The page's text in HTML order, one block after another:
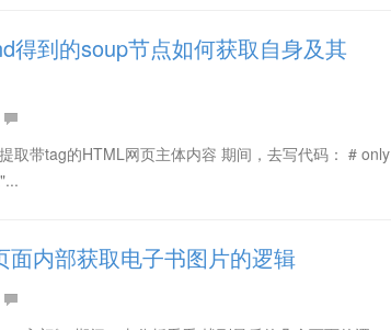
得到的soup节点如何获取自身及其
取带tag的HTML网页主体内容 期间，去写代码： # only
面内部获取电子书图片的逻辑